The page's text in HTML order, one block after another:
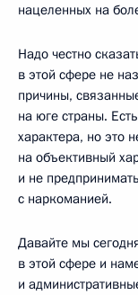
нацеленных на
Надо честно
в этой сфере не
причины,
на юге страны.
характера, но это
на объективный
и не
с наркоманией.
Давайте мы
в этой сфере и
и